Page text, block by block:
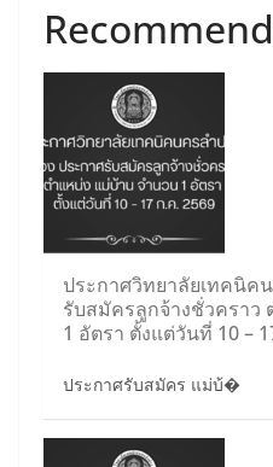
ประกาศวิทยาลัยเทคนิค
รับสมัครลูกจ้างชั่วคราว
1 อัตรา ตั้งแต่วันที่ 10 –
ประกาศรับสมัคร แม่บ้�